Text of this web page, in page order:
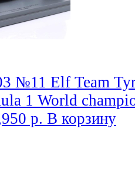
№11 Elf Team
1 World
р. В корзину